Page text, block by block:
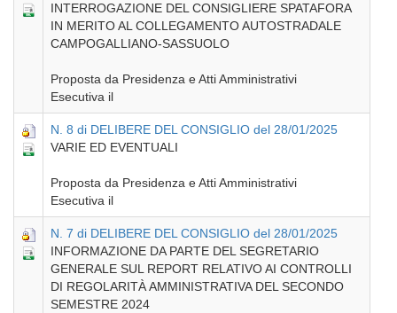
INTERROGAZIONE DEL CONSIGLIERE SPATAFORA
IN MERITO AL COLLEGAMENTO AUTOSTRADALE
CAMPOGALLIANO-SASSUOLO
Proposta da Presidenza e Atti Amministrativi
Esecutiva il
N. 8 di DELIBERE DEL CONSIGLIO del 28/01/2025
VARIE ED EVENTUALI
Proposta da Presidenza e Atti Amministrativi
Esecutiva il
N. 7 di DELIBERE DEL CONSIGLIO del 28/01/2025
INFORMAZIONE DA PARTE DEL SEGRETARIO
GENERALE SUL REPORT RELATIVO AI CONTROLLI
DI REGOLARITÀ AMMINISTRATIVA DEL SECONDO
SEMESTRE 2024